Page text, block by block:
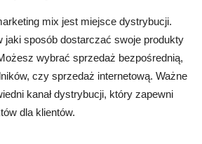
mix jest miejsce dystrybucji.
jaki sposób dostarczać swoje produkty
wybrać sprzedaż bezpośrednią,
czy sprzedaż internetową. Ważne
kanał dystrybucji, który zapewni
dla klientów.